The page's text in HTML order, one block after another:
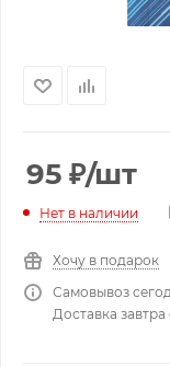
95 ₽/шт
Нет в наличии
Хочу в подарок
Самовывоз
Доставка завтра